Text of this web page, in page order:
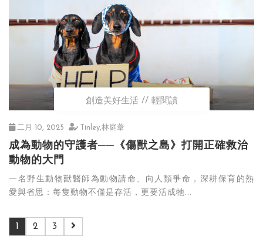
創造美好生活 輕閱讀
二月 10, 2025 Tinley,林庭葦
成為動物的守護者──《傷獸之島》打開正確救治
動物的大門
一名野生動物獸醫師為動物請命、向人類爭命，深耕保育的熱
愛與省思：每隻動物不僅是存活，更要活成牠...
1 2 3